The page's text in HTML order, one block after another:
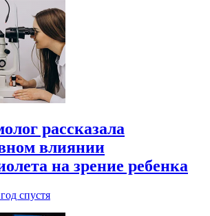
рассказала
влиянии
на зрение ребенка
спустя